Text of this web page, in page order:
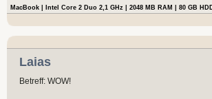
MacBook | Intel Core 2 Duo 2,1 GHz | 2048 MB RAM | 80 GB
Laias
Betreff: WOW!